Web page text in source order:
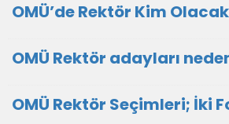
OMÜ’de Rektör Kim
OMÜ Rektör adayları
OMÜ Rektör Seçimleri; İki